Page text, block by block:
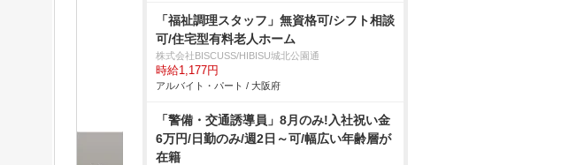
「福祉調理スタッフ」無資格可/シフト相談
可/住宅型有料老人ホーム
株式会社BISCUSS/HIBISU城北公園通
時給1,177円
アルバイト・パート / 大阪府
「警備・交通誘導員」8月のみ!入社祝い金
6万円/日勤のみ/週2日～可/幅広い年齢層が
在籍